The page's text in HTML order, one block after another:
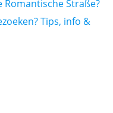
Straße?
Tips, info &